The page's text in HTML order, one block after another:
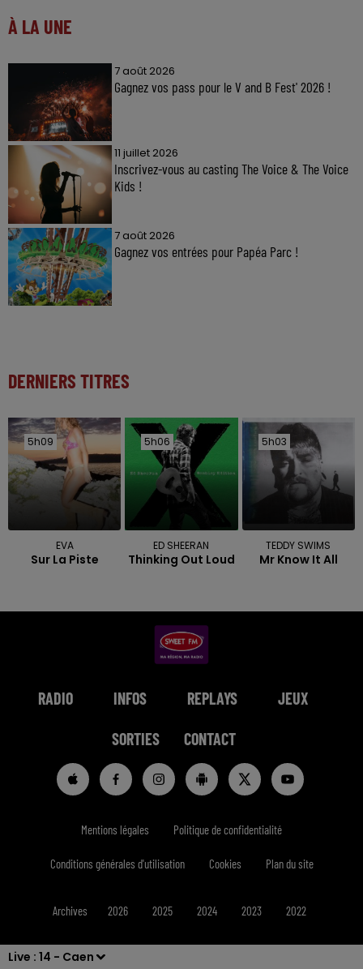
Live : 14 - Caen
À LA UNE
7 août 2026
Gagnez vos pass pour le V and B Fest' 2026 !
11 juillet 2026
Inscrivez-vous au casting The Voice & The Voice
Kids !
7 août 2026
Gagnez vos entrées pour Papéa Parc !
DERNIERS TITRES
5h09
5h09
EVA
Sur La Piste
5h06
5h06
ED SHEERAN
Thinking Out Loud
5h03
5h03
TEDDY SWIMS
Mr Know It All
RADIO INFOS REPLAYS JEUX
SORTIES CONTACT
Mentions légales Politique de confidentialité
Conditions générales d'utilisation Cookies Plan du site
Archives 2026 2025 2024 2023 2022